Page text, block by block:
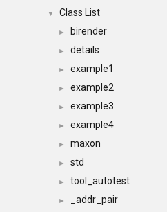
▼ Class List
► birender
► details
► example1
► example2
► example3
► example4
► maxon
► std
► tool_autotest
► _addr_pair